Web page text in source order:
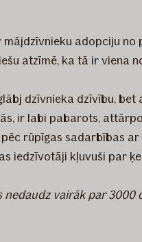
adopciju
atzīmē, ka tā ir
dzīvnieka dzīvību,
ir labi pabarots,
rūpīgas sadarbības
iedzīvotāji kļuvuši par
vairāk par 3000